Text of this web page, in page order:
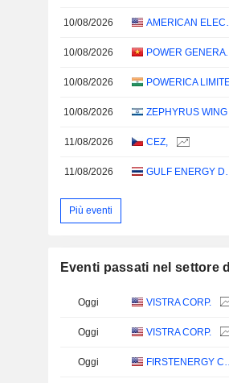
10/08/2026
10/08/2026 POWER
10/08/2026 POWERICA
10/08/2026
11/08/2026 CEZ,
11/08/2026 GULF
Più eventi
Eventi passati nel settore
Oggi VISTRA CORP.
Oggi VISTRA CORP.
Oggi